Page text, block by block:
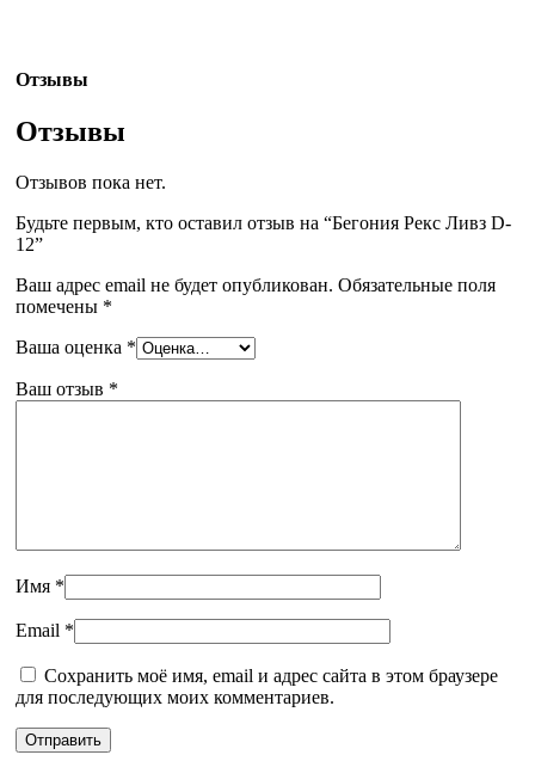
Отзывы
Отзывы
Отзывов пока нет.
Будьте первым, кто оставил отзыв на “Бегония Рекс Ливз D-
12”
Ваш адрес email не будет опубликован. Обязательные поля
помечены *
Ваша оценка *
Ваш отзыв *
Имя *
Email *
Сохранить моё имя, email и адрес сайта в этом браузере
для последующих моих комментариев.